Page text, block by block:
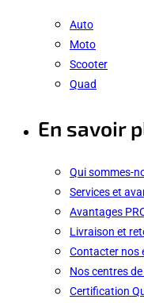
Auto
Moto
Scooter
Quad
En savoir
Qui sommes-
Services et
Avantages
Livraison et
Contacter nos
Nos centres
Certification